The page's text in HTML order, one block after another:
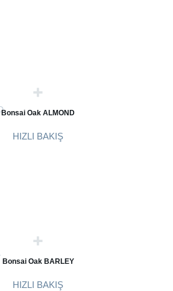
Bonsai Oak ALMOND
HIZLI BAKIŞ
Bonsai Oak BARLEY
HIZLI BAKIŞ